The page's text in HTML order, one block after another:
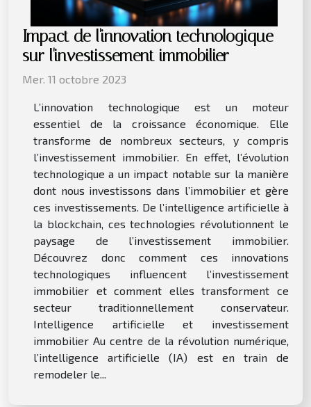
Impact de l'innovation technologique
sur l'investissement immobilier
Mer. 11 octobre 2023
L’innovation technologique est un moteur
essentiel de la croissance économique. Elle
transforme de nombreux secteurs, y compris
l’investissement immobilier. En effet, l’évolution
technologique a un impact notable sur la manière
dont nous investissons dans l’immobilier et gère
ces investissements. De l’intelligence artificielle à
la blockchain, ces technologies révolutionnent le
paysage de l’investissement immobilier.
Découvrez donc comment ces innovations
technologiques influencent l’investissement
immobilier et comment elles transforment ce
secteur traditionnellement conservateur.
Intelligence artificielle et investissement
immobilier Au centre de la révolution numérique,
l’intelligence artificielle (IA) est en train de
remodeler le...